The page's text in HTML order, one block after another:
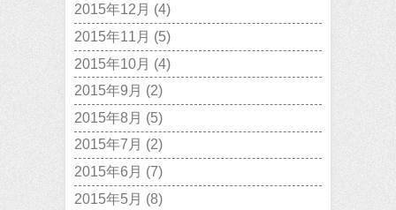
2015年12月 (4)
2015年11月 (5)
2015年10月 (4)
2015年9月 (2)
2015年8月 (5)
2015年7月 (2)
2015年6月 (7)
2015年5月 (8)